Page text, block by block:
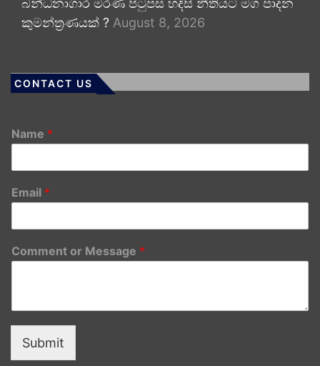
කුමන්ත්‍රණයක් ? August 8, 2026
CONTACT US
Name *
Email *
Comment or Message *
Submit